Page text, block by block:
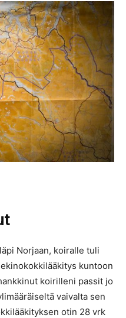
Norjaan, koiralle tuli
kuntoon
koirilleni passit jo
vaivalta sen
otin 28 vrk